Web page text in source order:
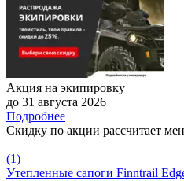
Акция на экипировку
до 31 августа 2026
Подробнее
Скидку по акции рассчитает
(1)
Утепленные сапоги Finntrail